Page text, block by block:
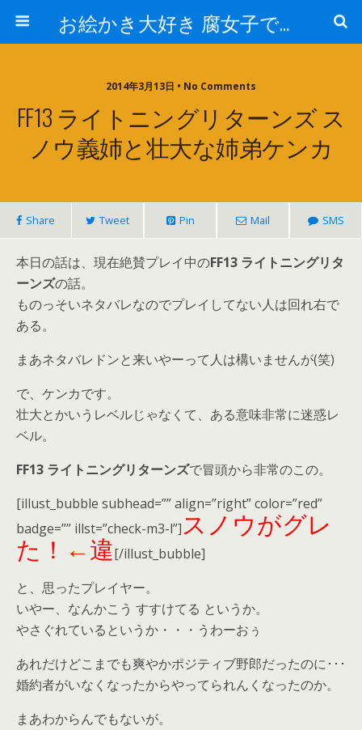
お絵かき大好き 腐女子でゲーマーのおかしな生活
2014年3月13日 • No Comments
FF13 ライトニングリターンズ ス
ノウ義姉と壮大な姉弟ケンカ
Share Tweet Pin Mail SMS
本日の話は、現在絶賛プレイ中のFF13 ライトニングリタ
ーンズの話。
ものっそいネタバレなのでプレイしてない人は回れ右で
ある。
まあネタバレドンと来いやーって人は構いませんが(笑)
で、ケンカです。
壮大とかいうレベルじゃなくて、ある意味非常に迷惑レ
ベル。
FF13 ライトニングリターンズで冒頭から非常のこの。
[illust_bubble subhead=”” align=”right” color=”red”
badge=”” illst=”check-m3-l”]スノウがグレ
た！←違[/illust_bubble]
と、思ったプレイヤー。
いやー、なんかこう すすけてる というか。
やさぐれているというか・・・うわーおぅ
あれだけどこまでも爽やかポジティブ野郎だったのに･･･
婚約者がいなくなったからやってられんくなったのか。
まあわからんでもないが。